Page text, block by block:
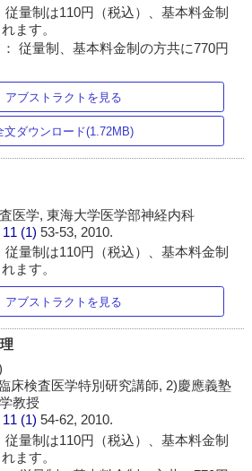
量制は110円（税込）、基本料金制
ます。
従量制、基本料金制の方共に770円
アブストラクトを見る
文ダウンロード(1.72MB)
医学, 東海大学医学部神経内科
11 (1)53-53, 2010.
量制は110円（税込）、基本料金制
ます。
アブストラクトを見る
床検査医学特別研究講師, 2)慶應義塾
教授
11 (1)54-62, 2010.
量制は110円（税込）、基本料金制
ます。